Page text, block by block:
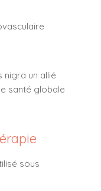
nigra un allié
santé globale
sous